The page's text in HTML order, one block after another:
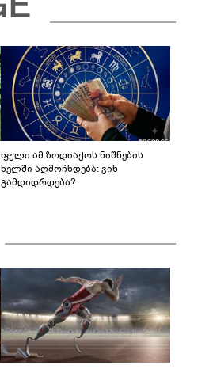
ფული ამ ზოდიაქოს ნიშნების
ხელში აღმოჩნდება: ვინ
გამდიდრდება?